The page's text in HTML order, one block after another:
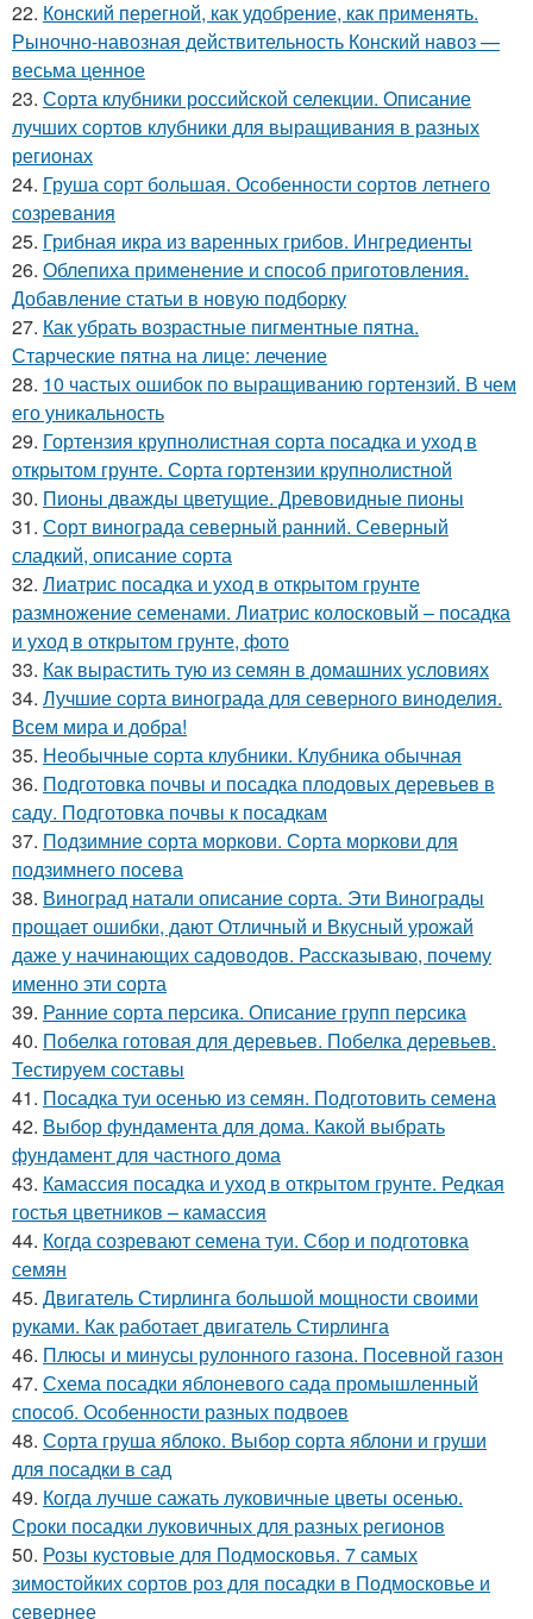
22. Конский перегной, как удобрение, как применять.
Рыночно-навозная действительность Конский навоз —
весьма ценное
23. Сорта клубники российской селекции. Описание
лучших сортов клубники для выращивания в разных
регионах
24. Груша сорт большая. Особенности сортов летнего
созревания
25. Грибная икра из варенных грибов. Ингредиенты
26. Облепиха применение и способ приготовления.
Добавление статьи в новую подборку
27. Как убрать возрастные пигментные пятна.
Старческие пятна на лице: лечение
28. 10 частых ошибок по выращиванию гортензий. В чем
его уникальность
29. Гортензия крупнолистная сорта посадка и уход в
открытом грунте. Сорта гортензии крупнолистной
30. Пионы дважды цветущие. Древовидные пионы
31. Сорт винограда северный ранний. Северный
сладкий, описание сорта
32. Лиатрис посадка и уход в открытом грунте
размножение семенами. Лиатрис колосковый – посадка
и уход в открытом грунте, фото
33. Как вырастить тую из семян в домашних условиях
34. Лучшие сорта винограда для северного виноделия.
Всем мира и добра!
35. Необычные сорта клубники. Клубника обычная
36. Подготовка почвы и посадка плодовых деревьев в
саду. Подготовка почвы к посадкам
37. Подзимние сорта моркови. Сорта моркови для
подзимнего посева
38. Виноград натали описание сорта. Эти Винограды
прощает ошибки, дают Отличный и Вкусный урожай
даже у начинающих садоводов. Рассказываю, почему
именно эти сорта
39. Ранние сорта персика. Описание групп персика
40. Побелка готовая для деревьев. Побелка деревьев.
Тестируем составы
41. Посадка туи осенью из семян. Подготовить семена
42. Выбор фундамента для дома. Какой выбрать
фундамент для частного дома
43. Камассия посадка и уход в открытом грунте. Редкая
гостья цветников – камассия
44. Когда созревают семена туи. Сбор и подготовка
семян
45. Двигатель Стирлинга большой мощности своими
руками. Как работает двигатель Стирлинга
46. Плюсы и минусы рулонного газона. Посевной газон
47. Схема посадки яблоневого сада промышленный
способ. Особенности разных подвоев
48. Сорта груша яблоко. Выбор сорта яблони и груши
для посадки в сад
49. Когда лучше сажать луковичные цветы осенью.
Сроки посадки луковичных для разных регионов
50. Розы кустовые для Подмосковья. 7 самых
зимостойких сортов роз для посадки в Подмосковье и
севернее